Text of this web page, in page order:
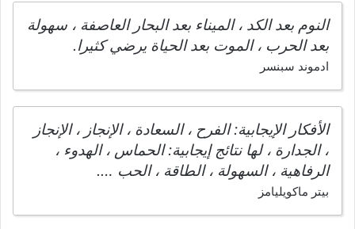
النوم بعد الكد ، الميناء بعد البحار العاصفة ، سهولة
بعد الحرب ، الموت بعد الحياة يرضي كثيرا.
ادموند سبنسر
الأفكار الإيجابية: الفرح ، السعادة ، الإنجاز ، الإنجاز
، الجدارة ، لها نتائج إيجابية: الحماس ، الهدوء ،
الرفاهية ، السهولة ، الطاقة ، الحب ….
بيتر ماكويليامز